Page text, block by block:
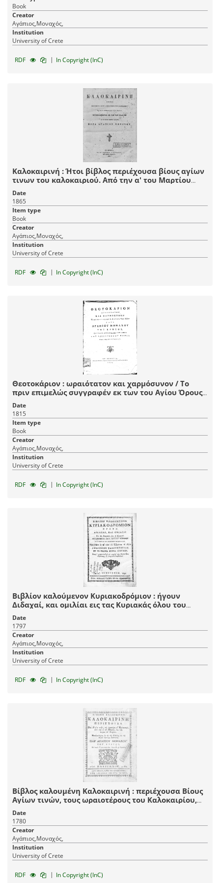
διαφόρων Διδασκάλων. Παρά δε Ακακίου
ιερομονάχου Του Διακρούσση του εκ της
νήσσου[sic] Κεφαληνίας, επιμελώς διορθωθείσαι
και διαδαπάνης [sic] Αυτού τυπωθείσαι εις κοινήν
ωφέλειαν.
Book
Creator
Αγάπιος,Μοναχός,
Institution
University of Crete
RDF | In Copyright (InC)
Καλοκαιρινή : Ήτοι βίβλος περιέχουσα βίους αγίων
τινων του καλοκαιριού. Από την α' του Μαρτίου
μέχρι τέλους Αυγούστου. Μεταφρασθέντες εκ των
Ελλήνων εις την κοινήν ημετέραν διάλεκτον /
Αγαπίου Μοναχού.
Date
1865
Item type
Book
Creator
Αγάπιος,Μοναχός,
Institution
University of Crete
RDF | In Copyright (InC)
Θεοτοκάριον : ωραιότατον και χαρμόσυνον / Το
πριν επιμελώς συγγραφέν εκ των του Αγίου Όρους
Βίβλων παρά Αγαπίου Μοναχού του Κρητός, και
τανυν μετατυπωθέν εις δόξαν της αειπαρθένου
Κόρης και Θεομήτορος.
Date
1815
Item type
Book
Creator
Αγάπιος,Μοναχός,
Institution
University of Crete
RDF | In Copyright (InC)
Βιβλίον καλούμενον Κυριακοδρόμιον : ήγουν
Διδαχαί, και ομιλίαι εις τας Κυριακάς όλου του
Ενιαυτού, / συλλεχθείσαι παρά Αγαπίου μοναχού
του Κρητός εκ διαφόρων Διδασκάλων, προστεθείσης
εν τω τέλει της εξηγήσεως του Αγίου Γρηγορίου
Ταυρομενείας εις τα ένδεκα εωθινά ευαγγέλια.
Νεωστί μετατυπωθέν εις κοινήν των Ορθοδόξων
ωφέλειαν, και επιμελώς διορθωθέν.
Date
1797
Creator
Αγάπιος,Μοναχός,
Institution
University of Crete
RDF | In Copyright (InC)
Βίβλος καλουμένη Καλοκαιρινή : περιέχουσα Βίους
Αγίων τινών, τους ωραιοτέρους του Καλοκαιρίου,
από την α' του Μαρτίου, έως ταις ύστεραις του
Αυγούστου. / Μεταφρασθέντας εκ της των Ελλήνων
εις την κοινήν ημετέραν διάλεκτον παρ' Αγαπίου
Μοναχού του Κρητός. Και τανύν δε
μετατυπωθέντας, επιμελεία και διορθώσει.
Date
1780
Creator
Αγάπιος,Μοναχός,
Institution
University of Crete
RDF | In Copyright (InC)